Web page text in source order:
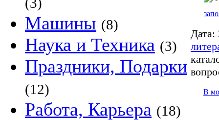
Машины (8)
Наука и Техника (3)
Праздники, Подарки
(12)
Работа, Карьера (18)
Дата:
В